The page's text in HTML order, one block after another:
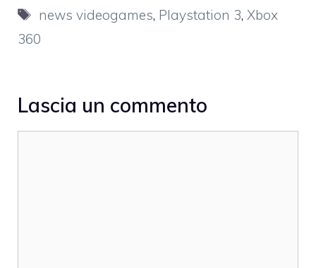
Tag
news videogames, Playstation 3,Xbox
360
Lascia un commento